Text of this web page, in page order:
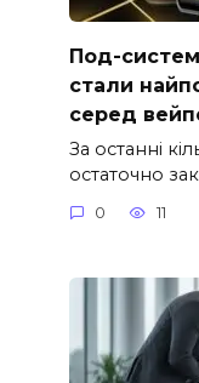
Под-
стали
серед
За останні
остаточно
0 11